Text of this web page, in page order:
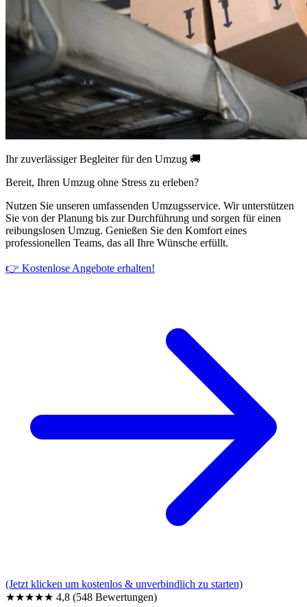
Ihr zuverlässiger Begleiter für den Umzug 🚚
Bereit, Ihren Umzug ohne Stress zu erleben?
Nutzen Sie unseren umfassenden Umzugsservice. Wir unterstützen
Sie von der Planung bis zur Durchführung und sorgen für einen
reibungslosen Umzug. Genießen Sie den Komfort eines
professionellen Teams, das all Ihre Wünsche erfüllt.
👉 Kostenlose Angebote erhalten!
(Jetzt klicken um kostenlos & unverbindlich zu starten)
★★★★★ 4,8 (548 Bewertungen)